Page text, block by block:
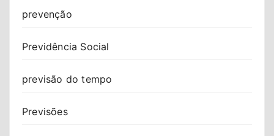
prevenção
Previdência Social
previsão do tempo
Previsões